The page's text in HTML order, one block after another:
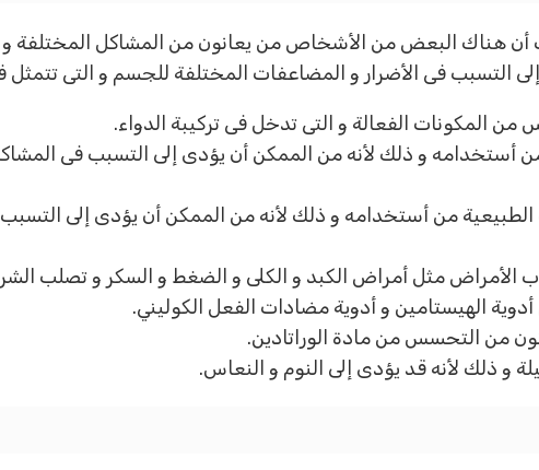
هناك البعض من الأشخاص من يعانون من المشاكل المختلفة
التسبب فى الأضرار و المضاعفات المختلفة للجسم و التى تتمثل
المكونات الفعالة و التى تدخل فى تركيبة الدواء.
أستخدامه و ذلك لأنه من الممكن أن يؤدى إلى التسبب فى
الطبيعية من أستخدامه و ذلك لأنه من الممكن أن يؤدى إلى
مثل أمراض الكبد و الكلى و الضغط و السكر و تصلب
الهيستامين و أدوية مضادات الفعل الكوليني.
من التحسس من مادة الوراتادين.
و ذلك لأنه قد يؤدى إلى النوم و النعاس.